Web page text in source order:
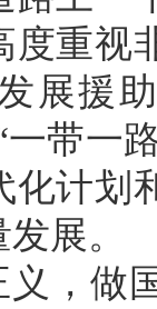
度重视
展援
带一
化计划
展。
义，做